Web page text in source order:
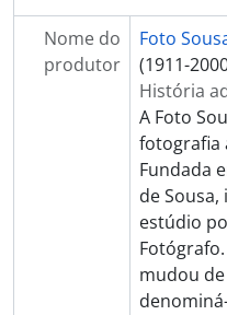
[Documento simples]
[Documento simples]
[Documento simples]
[Documento simples]
[Secção]
[Secção]
[Secção]
[Secção]
[Secção] ANIMAIS
[Secção]
[Secção]
Nome do
produtor
Foto
(1911-
História
A Foto
fotografia
Fundada
de
estúdio
mudou